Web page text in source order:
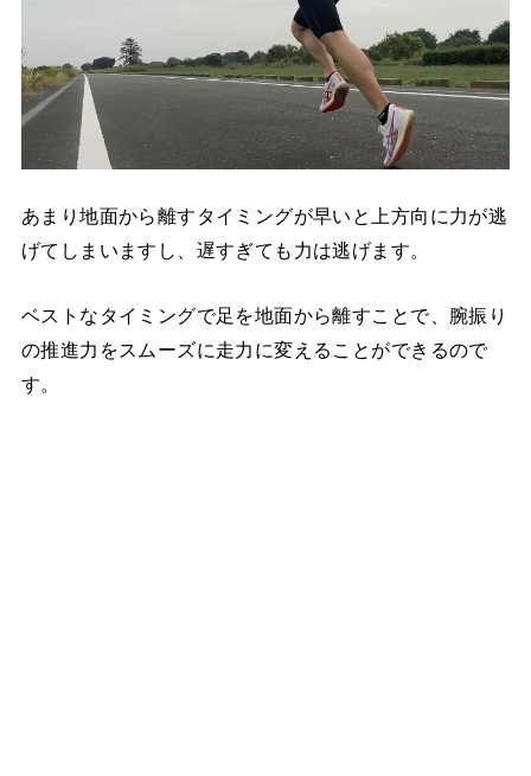
あまり地面から離すタイミングが早いと上方向に力が逃
げてしまいますし、遅すぎても力は逃げます。
ベストなタイミングで足を地面から離すことで、腕振り
の推進力をスムーズに走力に変えることができるので
す。